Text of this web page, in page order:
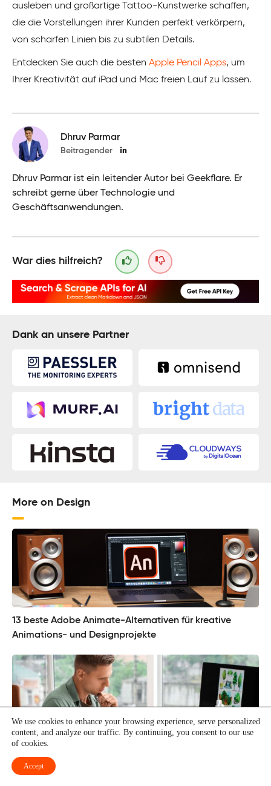
ausleben und großartige Tattoo-Kunstwerke schaffen,
die die Vorstellungen ihrer Kunden perfekt verkörpern,
von scharfen Linien bis zu subtilen Details.
Entdecken Sie auch die besten Apple Pencil Apps, um
Ihrer Kreativität auf iPad und Mac freien Lauf zu lassen.
Dhruv Parmar
Beitragender
Dhruv Parmar ist ein leitender Autor bei Geekflare. Er
schreibt gerne über Technologie und
Geschäftsanwendungen.
War dies hilfreich?
Dank an unsere Partner
More on Design
13 beste Adobe Animate-Alternativen für kreative
Animations- und Designprojekte
We use cookies to enhance your browsing experience, serve personalized
content, and analyze our traffic. By continuing, you consent to our use
of cookies.
Accept